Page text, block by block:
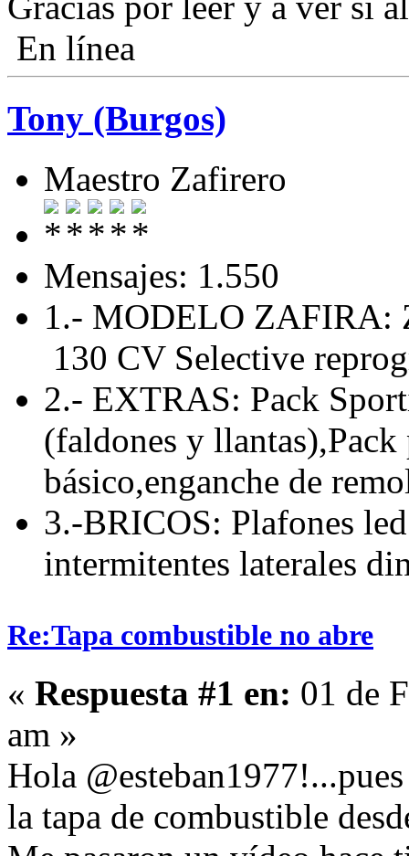
En línea
Tony (Burgos)
Maestro Zafirero
Mensajes: 1.550
1.- MODELO ZAFIRA:
130 CV Selective
2.- EXTRAS: Pack
(faldones y
básico,enganche de
3.-BRICOS: Plafones
intermitentes laterales
Re:Tapa combustible no abre
« Respuesta #1 en: 01 de
am »
Hola
la tapa de combustible